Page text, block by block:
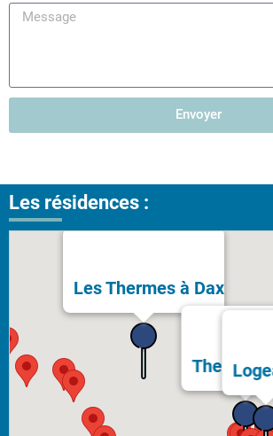
Envoyer
Les résidences :
Thermes
Les Thermes à Dax